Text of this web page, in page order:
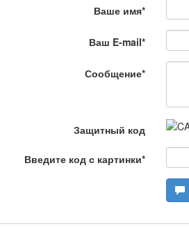
На полицейской
Еженедельный обзор
Люди в кадре
Актуальный
Ваше имя*
Ваш E-mail*
Сообщение*
Защитный код
Введите код с картинки*